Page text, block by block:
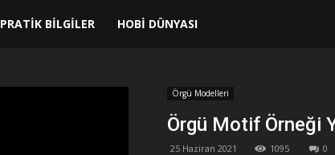
PRATIK BILGILER HOBI DÜNYASI
Örgü Modelleri
Örgü Motif Örneği
25 Haziran 2021 1095 0